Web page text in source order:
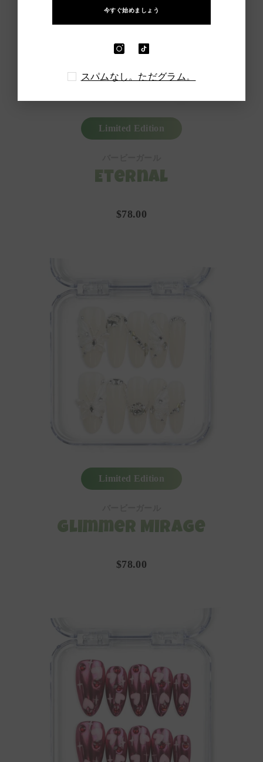
Limited Edition
Eternal
$78.00
Limited Edition
Glimmer Mirage
$78.00
今すぐ始めましょう
スパムなし。ただグラム。